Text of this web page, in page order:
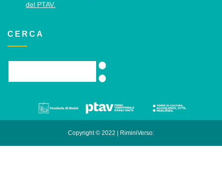
del PTAV.
CERCA
Copyright © 2022 | RiminiVerso: